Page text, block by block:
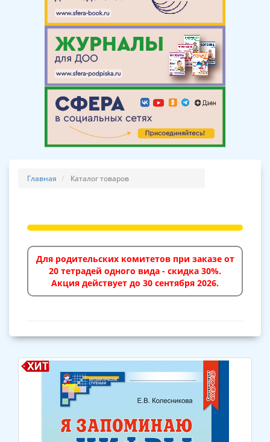
Главная Каталог товаров
Для родительских комитетов при заказе от
20 тетрадей одного вида - скидка 30%.
Акция действует до 30 сентября 2026.